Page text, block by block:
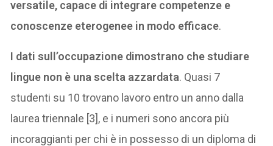
versatile, capace di integrare competenze e
conoscenze eterogenee in modo efficace.
I dati sull’occupazione dimostrano che studiare
lingue non è una scelta azzardata. Quasi 7
studenti su 10 trovano lavoro entro un anno dalla
laurea triennale [3], e i numeri sono ancora più
incoraggianti per chi è in possesso di un diploma di